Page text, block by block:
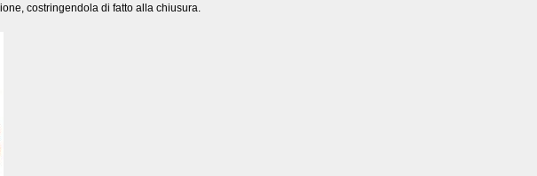
costringendola di fatto alla chiusura.